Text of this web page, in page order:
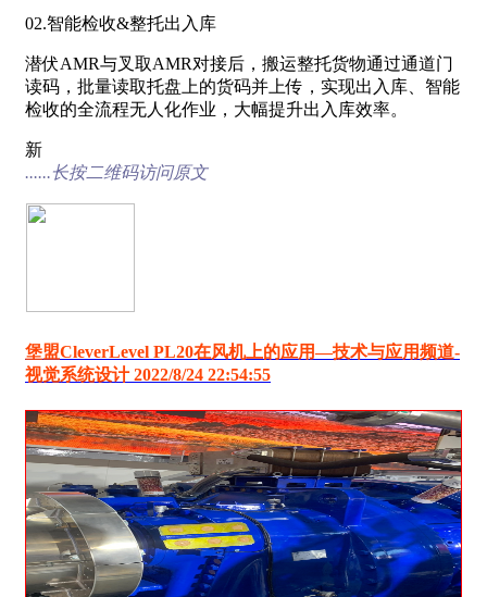
02.智能检收&整托出入库
潜伏AMR与叉取AMR对接后，搬运整托货物通过通道门
读码，批量读取托盘上的货码并上传，实现出入库、智能
检收的全流程无人化作业，大幅提升出入库效率。
新
......长按二维码访问原文
堡盟CleverLevel PL20在风机上的应用―技术与应用频道-
视觉系统设计 2022/8/24 22:54:55